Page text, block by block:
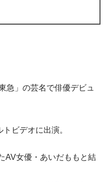
急」の芸名で俳優デビュ
ビデオに出演。
AV女優・あいだももと結